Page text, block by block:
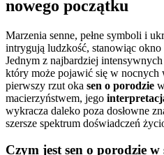
nowego początku
Marzenia senne, pełne symboli i
intrygują ludzkość, stanowiąc
Jednym z najbardziej
który może pojawić się w nocnych
pierwszy rzut oka sen o porodzie
macierzyństwem, jego
wykracza daleko poza dosłowne
szersze spektrum doświadczeń
Czym jest sen o porodzie w